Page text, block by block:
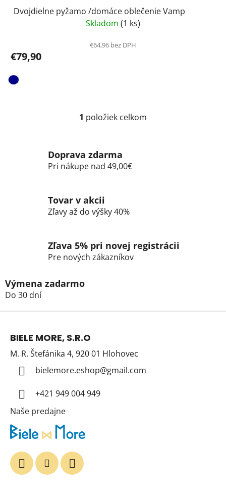
Dvojdielne pyžamo /domáce oblečenie Vamp
Skladom (1 ks)
€64,96 bez DPH
€79,90
O
á
d
e
v
k
i
1 položiek celkom
Doprava zdarma
Pri nákupe nad 49,00€
Tovar v akcii
Zľavy až do výšky 40%
Zľava 5% pri novej registrácii
Pre nových zákazníkov
Výmena zadarmo
Do 30 dní
BIELE MORE, S.R.O
M. R. Štefánika 4, 920 01 Hlohovec
bielemore.eshop@gmail.com
+421 949 004 949
Naše predajne